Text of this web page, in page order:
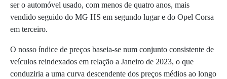
ser o automóvel usado, com menos de quatro anos, mais
vendido seguido do MG HS em segundo lugar e do Opel Corsa
em terceiro.
O nosso índice de preços baseia-se num conjunto consistente de
veículos reindexados em relação a Janeiro de 2023, o que
conduziria a uma curva descendente dos preços médios ao longo